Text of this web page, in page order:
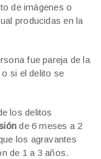
de imágenes o
producidas en la
fue pareja de la
si el delito se
los delitos
de 6 meses a 2
los agravantes
de 1 a 3 años.